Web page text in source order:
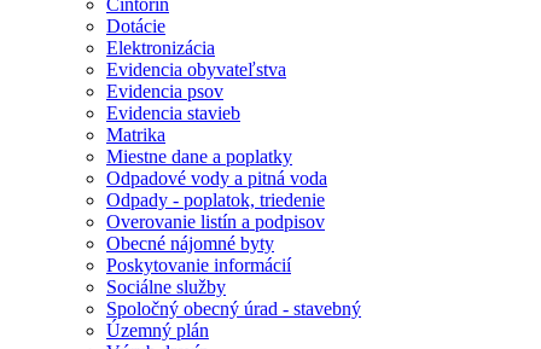
Cintorín
Dotácie
Elektronizácia
Evidencia obyvateľstva
Evidencia psov
Evidencia stavieb
Matrika
Miestne dane a poplatky
Odpadové vody a pitná voda
Odpady - poplatok, triedenie
Overovanie listín a podpisov
Obecné nájomné byty
Poskytovanie informácií
Sociálne služby
Spoločný obecný úrad - stavebný
Územný plán